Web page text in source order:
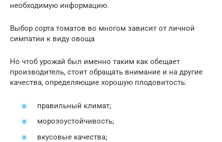
необходимую информацию.
Выбор сорта томатов во многом зависит от личной
симпатии к виду овоща
Но чтоб урожай был именно таким как обещает
производитель, стоит обращать внимание и на другие
качества, определяющие хорошую плодовитость:
правильный климат;
морозоустойчивость;
вкусовые качества;